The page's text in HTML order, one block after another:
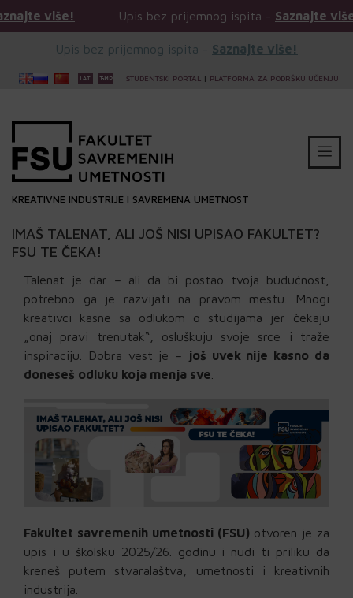
Upis bez prijemnog ispita -Saznajte više!
Upis bez prijemnog ispita - Saznajte više!
STUDENTSKI PORTAL | PLATFORMA ZA PODRŠKU UČENJU
KREATIVNE INDUSTRIJE I SAVREMENA UMETNOST
IMAŠ TALENAT, ALI JOŠ NISI UPISAO FAKULTET?
FSU TE ČEKA!
Talenat je dar – ali da bi postao tvoja budućnost,
potrebno ga je razvijati na pravom mestu. Mnogi
kreativci kasne sa odlukom o studijama jer čekaju
„onaj pravi trenutak“, osluškuju svoje srce i traže
inspiraciju. Dobra vest je –
još uvek nije kasno da
doneseš odluku koja menja sve
Fakultet savremenih umetnosti (FSU) otvoren je za
upis i u školsku 2025/26. godinu i nudi ti priliku da
kreneš putem stvaralaštva, umetnosti i kreativnih
industrija.